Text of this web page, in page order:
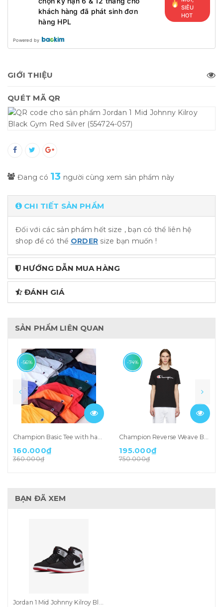
khách hàng đã phát sinh đơn
hàng HPL
SIÊU
HOT
Powered by
GIỚI THIỆU
QUÉT MÃ QR
Đang có 13 người cùng xem sản phẩm này
CHI TIẾT SẢN PHẨM
Đối với các sản phẩm hết size , bạn có thể liên hệ
shop để có thể ORDER size bạn muốn !
HƯỚNG DẪN MUA HÀNG
ĐÁNH GIÁ
SẢN PHẨM LIÊN QUAN
-56%
160.000₫
360.000₫
-74%
195.000₫
750.000₫
BẠN ĐÃ XEM